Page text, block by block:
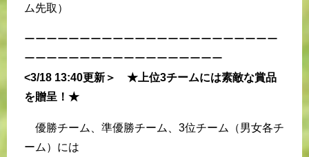
ム先取）
ーーーーーーーーーーーーーーーーーーーーーーー
ーーーーーーーーーーーーーーーーーー
<3/18 13:40更新＞ ★上位3チームには素敵な賞品
を贈呈！★
優勝チーム、準優勝チーム、3位チーム（男女各チ
ーム）には